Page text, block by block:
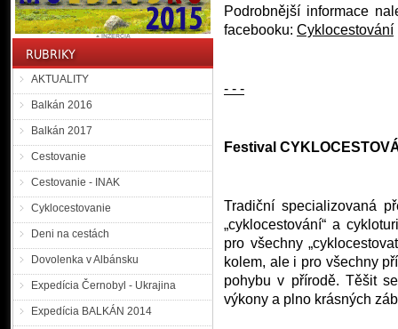
AKTUALITY
Balkán 2016
Balkán 2017
Cestovanie
Cestovanie - INAK
Cyklocestovanie
Deni na cestách
Dovolenka v Albánsku
Expedícia Černobyl - Ukrajina
Expedícia BALKÁN 2014
Podrobnější informace
facebooku: Cyklocestování
- - -
Festival
Tradiční specializovaná
„cyklocestování“ a
pro všechny
kolem, ale i pro všechny
pohybu v přírodě. Těšit
výkony a plno krásných